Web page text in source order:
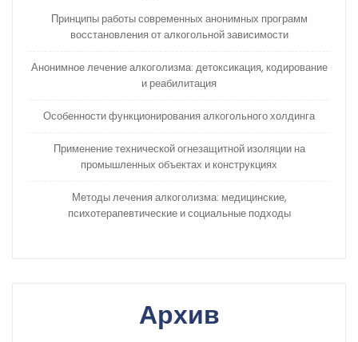
Принципы работы современных анонимных программ
восстановления от алкогольной зависимости
Анонимное лечение алкоголизма: детоксикация, кодирование
и реабилитация
Особенности функционирования алкогольного холдинга
Применение технической огнезащитной изоляции на
промышленных объектах и конструкциях
Методы лечения алкоголизма: медицинские,
психотерапевтические и социальные подходы
Архив